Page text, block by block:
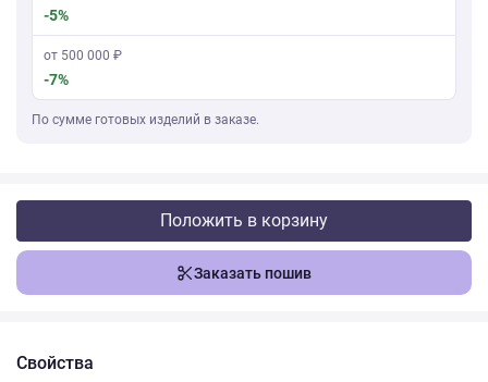
-5%
от 500 000 ₽
-7%
По сумме готовых изделий в заказе.
Положить в корзину
Заказать пошив
Свойства